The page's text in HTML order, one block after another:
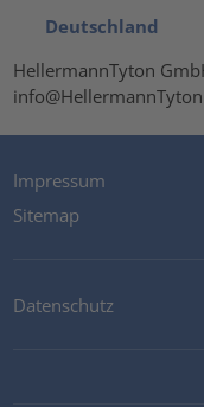
Deutschland
HellermannTyton
Impressum
Sitemap
Datenschutz